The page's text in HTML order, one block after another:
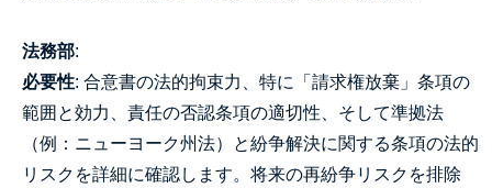
法務部:
必要性: 合意書の法的拘束力、特に「請求権放棄」条項の
範囲と効力、責任の否認条項の適切性、そして準拠法
（例：ニューヨーク州法）と紛争解決に関する条項の法的
リスクを詳細に確認します。将来の再紛争リスクを排除